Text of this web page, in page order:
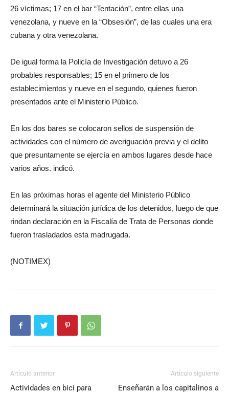
26 víctimas; 17 en el bar “Tentación”, entre ellas una
venezolana, y nueve en la “Obsesión”, de las cuales una era
cubana y otra venezolana.
De igual forma la Policía de Investigación detuvo a 26
probables responsables; 15 en el primero de los
establecimientos y nueve en el segundo, quienes fueron
presentados ante el Ministerio Público.
En los dos bares se colocaron sellos de suspensión de
actividades con el número de averiguación previa y el delito
que presuntamente se ejercía en ambos lugares desde hace
varios años. indicó.
En las próximas horas el agente del Ministerio Público
determinará la situación jurídica de los detenidos, luego de que
rindan declaración en la Fiscalía de Trata de Personas donde
fueron trasladados esta madrugada.
(NOTIMEX)
Artículo anterior
Actividades en bici para
Artículo siguiente
Enseñarán a los capitalinos a